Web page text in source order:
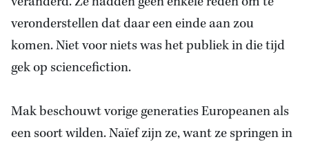
veronderstellen dat daar een einde aan zou
komen. Niet voor niets was het publiek in die tijd
gek op sciencefiction.
Mak beschouwt vorige generaties Europeanen als
een soort wilden. Naïef zijn ze, want ze springen in